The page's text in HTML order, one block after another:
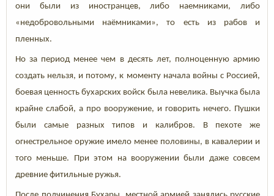
они были из иностранцев, либо наемниками, либо
«недобровольными наёмниками», то есть из рабов и
пленных.
Но за период менее чем в десять лет, полноценную армию
создать нельзя, и потому, к моменту начала войны с Россией,
боевая ценность бухарских войск была невелика. Выучка была
крайне слабой, а про вооружение, и говорить нечего. Пушки
были самые разных типов и калибров. В пехоте же
огнестрельное оружие имело менее половины, в кавалерии и
того меньше. При этом на вооружении были даже совсем
древние фитильные ружья.